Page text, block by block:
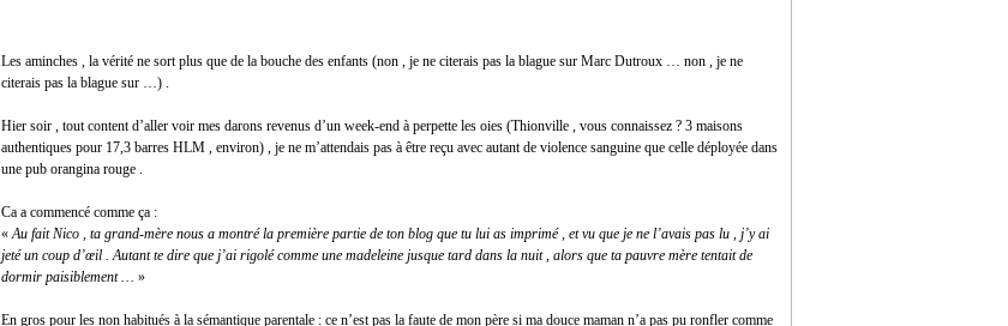
Les aminches , la vérité ne sort plus que de la bouche des enfants (non , je ne citerais pas la blague sur Marc Dutroux … non , je ne
citerais pas la blague sur …) .
Hier soir , tout content d’aller voir mes darons revenus d’un week-end à perpette les oies (Thionville , vous connaissez ? 3 maisons
authentiques pour 17,3 barres HLM , environ) , je ne m’attendais pas à être reçu avec autant de violence sanguine que celle déployée dans
une pub orangina rouge .
Ca a commencé comme ça :
«Au fait Nico , ta grand-mère nous a montré la première partie de ton blog que tu lui as imprimé , et vu que je ne l’avais pas lu , j’y ai
jeté un coup d’œil . Autant te dire que j’ai rigolé comme une madeleine jusque tard dans la nuit , alors que ta pauvre mère tentait de
dormir paisiblement … »
En gros pour les non habitués à la sémantique parentale : ce n’est pas la faute de mon père si ma douce maman n’a pas pu ronfler comme